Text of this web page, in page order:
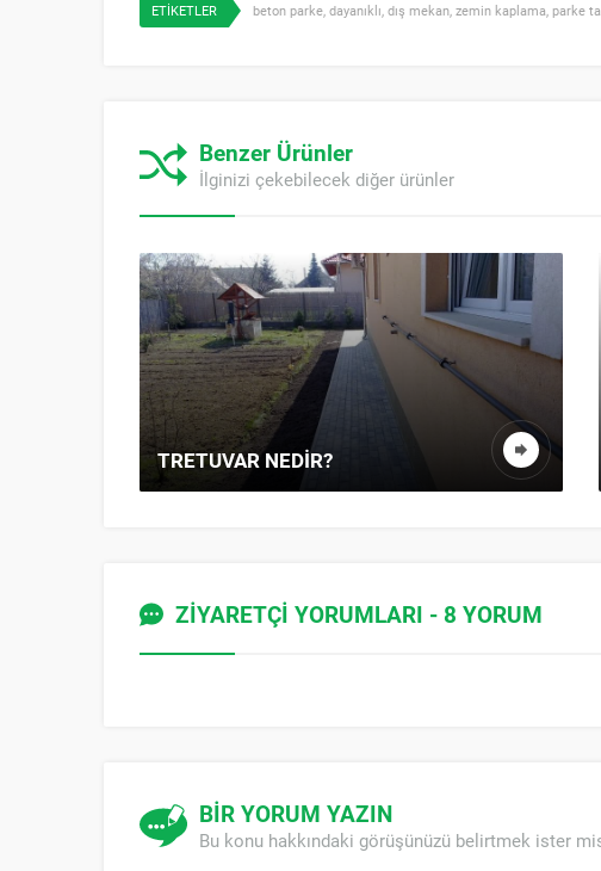
ETİKETLER beton parke, dayanıklı, dış mekan, zemin kaplama, parke
Benzer Ürünler
İlginizi çekebilecek diğer ürünler
TRETUVAR NEDIR?
ZİYARETÇİ YORUMLARI - 8 YORUM
BİR YORUM YAZIN
Bu konu hakkındaki görüşünüzü belirtmek ister